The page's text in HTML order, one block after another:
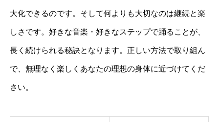
大化できるのです。そして何よりも大切なのは継続と楽
しさです。好きな音楽・好きなステップで踊ることが、
長く続けられる秘訣となります。正しい方法で取り組ん
で、無理なく楽しくあなたの理想の身体に近づけてくだ
さい。